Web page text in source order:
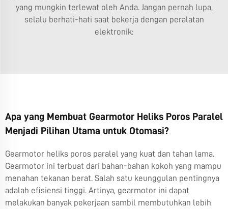
yang mungkin terlewat oleh Anda. Jangan pernah lupa,
selalu berhati-hati saat bekerja dengan peralatan
elektronik:
Apa yang Membuat Gearmotor Heliks Poros Paralel
Menjadi Pilihan Utama untuk Otomasi?
Gearmotor heliks poros paralel yang kuat dan tahan lama.
Gearmotor ini terbuat dari bahan-bahan kokoh yang mampu
menahan tekanan berat. Salah satu keunggulan pentingnya
adalah efisiensi tinggi. Artinya, gearmotor ini dapat
melakukan banyak pekerjaan sambil membutuhkan lebih